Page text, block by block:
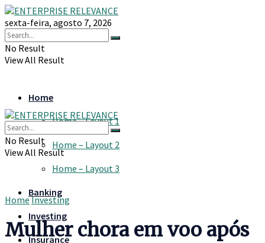
sexta-feira, agosto 7, 2026
No Result
View All Result
Home
Home – Layout 1
Home – Layout 2
Home – Layout 3
Banking
Investing
Insurance
No Result
View All Result
HomeInvesting
Mulher chora em voo após